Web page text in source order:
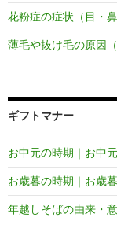
花粉症の症状（目・
薄毛や抜け毛の原因
ギフトマナー
お中元の時期｜お中
お歳暮の時期｜お歳
年越しそばの由来・